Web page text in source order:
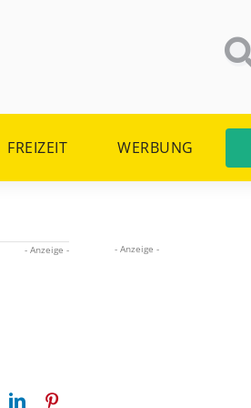
FREIZEIT WERBUNG
- Anzeige - - Anzeige -